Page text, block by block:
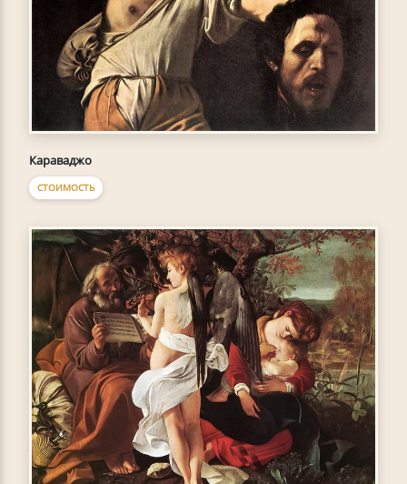
Караваджо
СТОИМОСТЬ